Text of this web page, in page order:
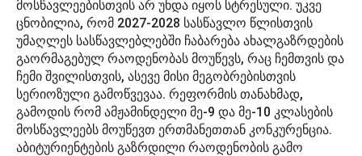
მოსწავლეებისთვის არ უნდა იყოს სტრესული. უკვე
ცნობილია, რომ 2027-2028 სასწავლო წლისთვის
უმაღლეს სასწავლებლებში ჩაბარება ახალგაზრდების
გაორმაგებულ რაოდენობას მოუწევს, რაც ჩემთვის და
ჩემი შვილისთვის, ასევე მისი მეგობრებისთვის
სერიოზული გამოწვევაა. რეფორმის თანახმად,
გამოდის რომ ამჟამინდელი მე-9 და მე-10 კლასების
მოსწავლეებს მოუწევთ ერთმანეთთან კონკურენცია.
აბიტურიენტების გაზრდილი რაოდენობის გამო